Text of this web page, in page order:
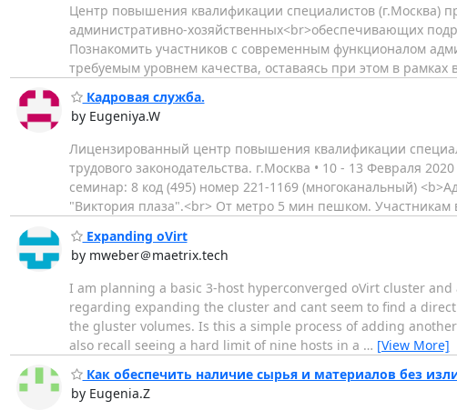
Центр повышения квалификации специалистов (г.Москва)
административно-хозяйственных<br>обеспечивающих
Познакомить участников с современным функционалом
требуемым уровнем качества, оставаясь при этом в
Кадровая служба.
by Eugeniya.W
Лицензированный центр повышения квалификации
трудового законодательства. г.Москва • 10 - 13 Февраля
семинар: 8 код (495) номер 221-1169 (многоканальный)
"Виктория плаза".<br> От метро 5 мин пешком. Участникам
Expanding oVirt
by mweber＠maetrix.tech
I am planning a basic 3-host hyperconverged oVirt cluster
regarding expanding the cluster and cant seem to find a
the gluster volumes. Is this a simple process of adding
also recall seeing a hard limit of nine hosts in a … [View More]
Как обеспечить наличие сырья и материалов без
by Eugenia.Z